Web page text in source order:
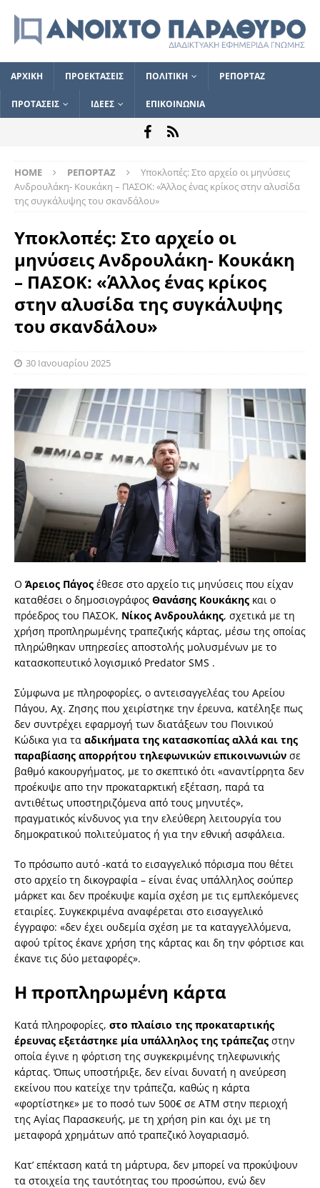
ΑΡΧΙΚΗ ΠΡΟΕΚΤΑΣΕΙΣ ΠΟΛΙΤΙΚΗ ΡΕΠΟΡΤΑΖ
ΠΡΟΤΑΣΕΙΣ ΙΔΕΕΣ ΕΠΙΚΟΙΝΩΝΙΑ
HOME ΡΕΠΟΡΤΑΖ
Υποκλοπές: Στο αρχείο οι μηνύσεις
Ανδρουλάκη- Kουκάκη – ΠΑΣΟΚ: «Άλλος ένας κρίκος στην αλυσίδα
της συγκάλυψης του σκανδάλου»
Υποκλοπές: Στο αρχείο οι
μηνύσεις Ανδρουλάκη- Kουκάκη
– ΠΑΣΟΚ: «Άλλος ένας κρίκος
στην αλυσίδα της συγκάλυψης
του σκανδάλου»
30 Ιανουαρίου 2025
O Άρειος Πάγος έθεσε στο αρχείο τις μηνύσεις που είχαν
καταθέσει ο δημοσιογράφος Θανάσης Κουκάκης και ο
πρόεδρος του ΠΑΣΟΚ, Νίκος Ανδρουλάκης, σχετικά με τη
χρήση προπληρωμένης τραπεζικής κάρτας, μέσω της οποίας
πληρώθηκαν υπηρεσίες αποστολής μολυσμένων με το
κατασκοπευτικό λογισμικό Predator SMS .
Σύμφωνα με πληροφορίες, ο αντεισαγγελέας του Αρείου
Πάγου, Αχ. Ζησης που χειρίστηκε την έρευνα, κατέληξε πως
δεν συντρέχει εφαρμογή των διατάξεων του Ποινικού
Κώδικα για τα αδικήματα της κατασκοπίας αλλά και της
παραβίασης απορρήτου τηλεφωνικών επικοινωνιών σε
βαθμό κακουργήματος, με το σκεπτικό ότι «αναντίρρητα δεν
προέκυψε απο την προκαταρκτική εξέταση, παρά τα
αντιθέτως υποστηριζόμενα από τους μηνυτές»,
πραγματικός κίνδυνος για την ελεύθερη λειτουργία του
δημοκρατικού πολιτεύματος ή για την εθνική ασφάλεια.
Το πρόσωπο αυτό -κατά το εισαγγελικό πόρισμα που θέτει
στο αρχείο τη δικογραφία – είναι ένας υπάλληλος σούπερ
μάρκετ και δεν προέκυψε καμία σχέση με τις εμπλεκόμενες
εταιρίες. Συγκεκριμένα αναφέρεται στο εισαγγελικό
έγγραφο: «δεν έχει ουδεμία σχέση με τα καταγγελλόμενα,
αφού τρίτος έκανε χρήση της κάρτας και δη την φόρτισε και
έκανε τις δύο μεταφορές».
Η προπληρωμένη κάρτα
Κατά πληροφορίες, στο πλαίσιο της προκαταρτικής
έρευνας εξετάστηκε μία υπάλληλος της τράπεζας στην
οποία έγινε η φόρτιση της συγκεκριμένης τηλεφωνικής
κάρτας. Όπως υποστήριξε, δεν είναι δυνατή η ανεύρεση
εκείνου που κατείχε την τράπεζα, καθώς η κάρτα
«φορτίστηκε» με το ποσό των 500€ σε ΑΤΜ στην περιοχή
της Αγίας Παρασκευής, με τη χρήση pin και όχι με τη
μεταφορά χρημάτων από τραπεζικό λογαριασμό.
Κατ’ επέκταση κατά τη μάρτυρα, δεν μπορεί να προκύψουν
τα στοιχεία της ταυτότητας του προσώπου, ενώ δεν